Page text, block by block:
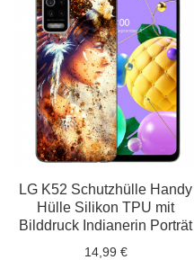
LG K52 Schutzhülle Handy
Hülle Silikon TPU mit
Bilddruck Indianerin Porträt
14,99 €